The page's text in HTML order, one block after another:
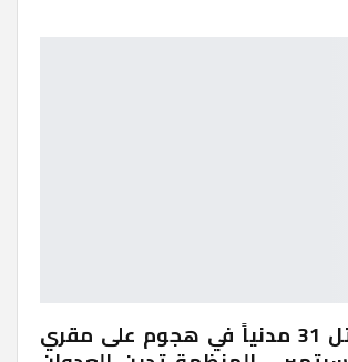
اليمن .. مقتل 31 مدنياً في هجوم على مقري